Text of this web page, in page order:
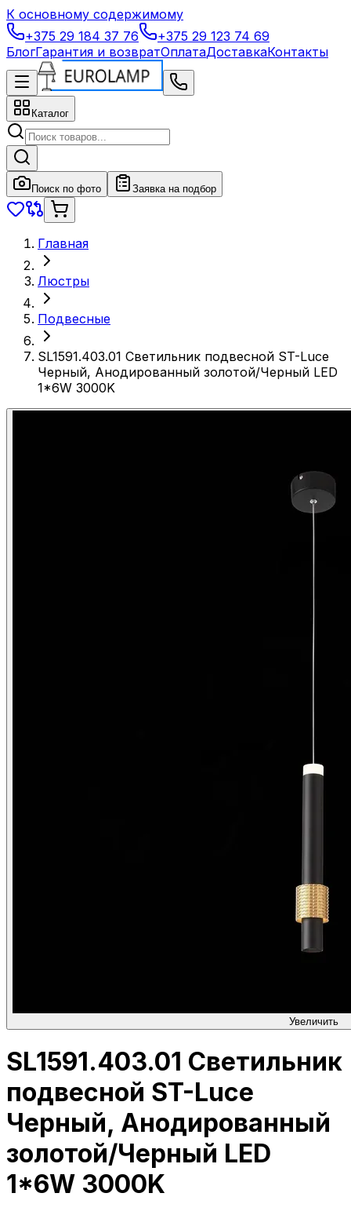
К основному содержимому
+375 29 184 37 76
+375 29 123 74 69
БлогГарантия и возвратОплатаДоставкаКонтакты
Каталог
Поиск по фото Заявка на подбор
Главная
Люстры
Подвесные
SL1591.403.01 Светильник подвесной ST-Luce
Черный, Анодированный золотой/Черный LED
1*6W 3000K
Увеличить
SL1591.403.01 Светильник
подвесной ST-Luce
Черный, Анодированный
золотой/Черный LED
1*6W 3000K